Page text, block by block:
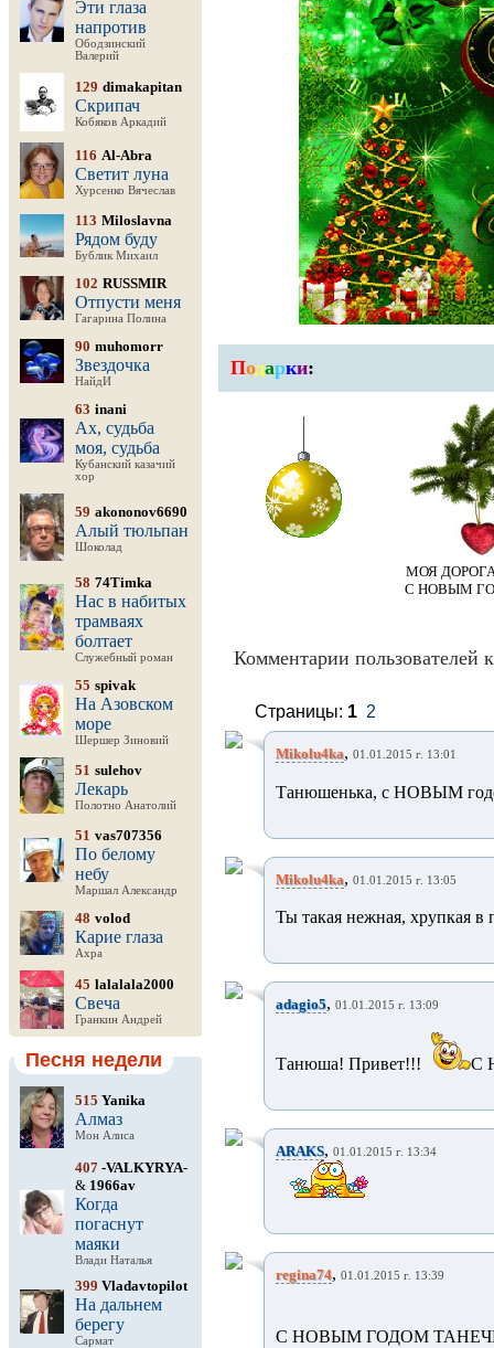
Эти глаза
напротив
Ободзинский
Валерий
129 dimakapitan
Скрипач
Кобяков Аркадий
116 Al-Abra
Светит луна
Хурсенко Вячеслав
113 Miloslavna
Рядом буду
Бублик Михаил
102 RUSSMIR
Отпусти меня
Гагарина Полина
90 muhomorr
Звездочка
НайдИ
63 inani
Ах, судьба
моя, судьба
Кубанский казачий
хор
59 akononov6690
Алый тюльпан
Шоколад
58 74Timka
Нас в набитых
трамваях
болтает
Служебный роман
55 spivak
На Азовском
море
Шершер Зиновий
51 sulehov
Лекарь
Полотно Анатолий
51 vas707356
По белому
небу
Маршал Александр
48 volod
Карие глаза
Ахра
45 lalalala2000
Свеча
Гранкин Андрей
Песня недели
515 Yanika
Алмаз
Мон Алиса
407 -VALKYRYA-
& 1966av
Когда
погаснут
маяки
Влади Наталья
399 Vladavtopilot
На дальнем
берегу
Сармат
Подарки:
МОЯ
С НОВЫМ
Комментарии пользователей
Страницы: 1 2
Mikolu4ka, 01.01.2015 г. 13:01
Танюшенька, с НОВЫМ
Mikolu4ka, 01.01.2015 г. 13:05
Ты такая нежная, хрупкая
adagio5, 01.01.2015 г. 13:09
Танюша! Привет!!! С
ARAKS, 01.01.2015 г. 13:34
regina74, 01.01.2015 г. 13:39
С НОВЫМ ГОДОМ